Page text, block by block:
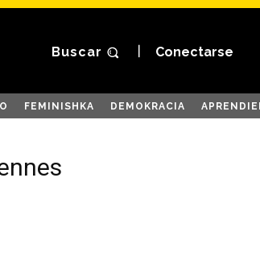
Buscar Conectarse
FEMINISHKA DEMOKRACIA